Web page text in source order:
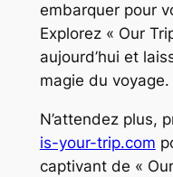
embarquer pour
Explorez « Our
aujourd’hui et
magie du voyage.
N’attendez plus,
is-your-trip.com
captivant de «